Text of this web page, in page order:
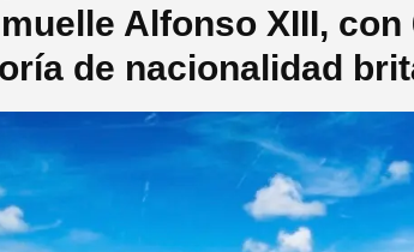
Alfonso XIII,
de nacionalidad